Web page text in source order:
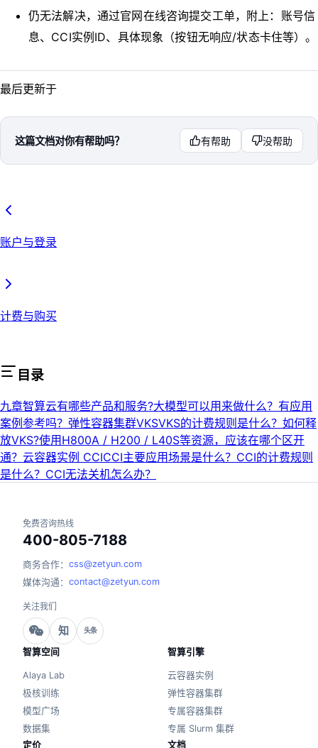
仍无法解决，通过官网在线咨询提交工单，附上：账号信
息、CCI实例ID、具体现象（按钮无响应/状态卡住等）。
最后更新于
这篇文档对你有帮助吗？ 有帮助 没帮助
账户与登录
计费与购买
目录
九章智算云有哪些产品和服务?大模型可以用来做什么？有应用
案例参考吗？ 弹性容器集群VKSVKS的计费规则是什么？ 如何释
放VKS?使用H800A / H200 / L40S等资源，应该在哪个区开
通？ 云容器实例 CCICCI主要应用场景是什么？ CCI的计费规则
是什么？ CCI无法关机怎么办？
免费咨询热线
400-805-7188
商务合作： css@zetyun.com
媒体沟通： contact@zetyun.com
关注我们
知 头条
智算空间
Alaya Lab
极核训练
模型广场
数据集
智算引擎
云容器实例
弹性容器集群
专属容器集群
专属 Slurm 集群
定价
文档